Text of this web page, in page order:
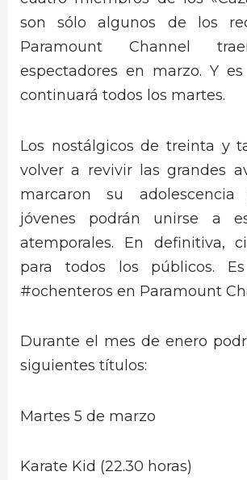
son sólo algunos de los
Paramount Channel
espectadores en marzo. Y
continuará todos los martes.
Los nostálgicos de treinta y
volver a revivir las grandes
marcaron su
jóvenes podrán unirse a
atemporales. En definitiva,
para todos los públicos.
#ochenteros en Paramount
Durante el mes de enero
siguientes títulos:
Martes 5 de marzo
Karate Kid (22.30 horas)